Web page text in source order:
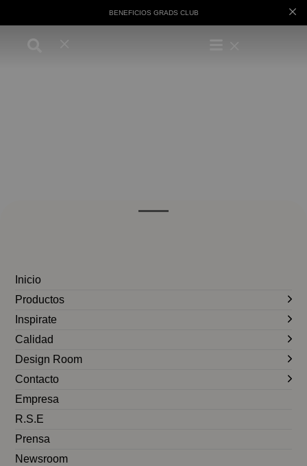
BENEFICIOS GRADS CLUB
Inicio
Productos
Inspirate
Calidad
Design Room
Contacto
Empresa
R.S.E
Prensa
Newsroom